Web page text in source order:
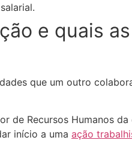
e quais
que um outro
de Recursos Humanos
início a uma ação